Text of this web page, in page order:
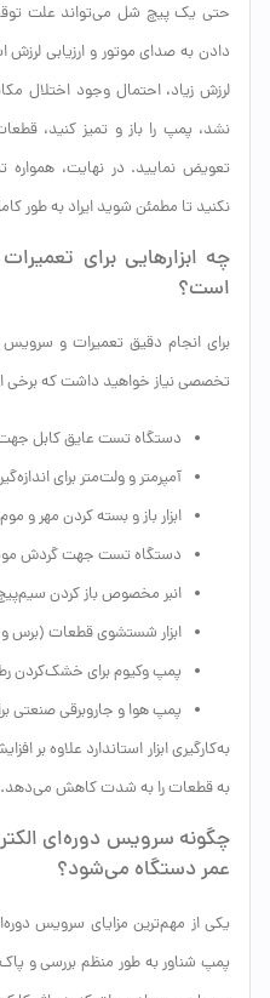
حتی یک پیچ شل می‌تواند علت
دادن به صدای موتور و ارزیابی
لرزش زیاد، احتمال وجود اختلال
نشد، پمپ را باز و تمیز کنید،
تعویض نمایید. در نهایت،
نکنید تا مطمئن شوید ایراد به طور
چه ابزارهایی برای
است؟
برای انجام دقیق تعمیرات و سرویس
تخصصی نیاز خواهید داشت که برخی از
دستگاه تست عایق کابل
آمپرمتر و ولت‌متر برای
ابزار باز و بسته کردن مهر و
دستگاه تست جهت گردش
انبر مخصوص باز کردن
ابزار شستشوی قطعات (برس و
پمپ وکیوم برای خشک‌کردن
پمپ هوا و جاروبرقی صنعتی
به‌کارگیری ابزار استاندارد علاوه
به قطعات را به شدت کاهش می‌دهد.
چگونه سرویس دوره‌ای
عمر دستگاه می‌شود؟
یکی از مهم‌ترین مزایای سرویس
پمپ شناور به طور منظم بررسی و